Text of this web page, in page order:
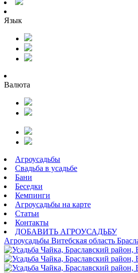
Язык
Валюта
Агроусадьбы
Свадьба в усадьбе
Бани
Беседки
Кемпинги
Агроусадьбы на карте
Статьи
Контакты
ДОБАВИТЬ АГРОУСАДЬБУ
Агроусадьбы Витебская область